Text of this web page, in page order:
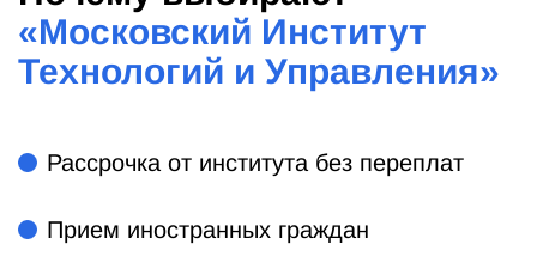
«Московский Институт
Технологий и Управления»
Рассрочка от института без переплат
Прием иностранных граждан